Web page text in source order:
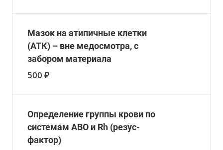
Мазок на атипичные клетки
(АТК) – вне медосмотра, с
забором материала
500 ₽
Определение группы крови по
системам АВО и Rh (резус-
фактор)